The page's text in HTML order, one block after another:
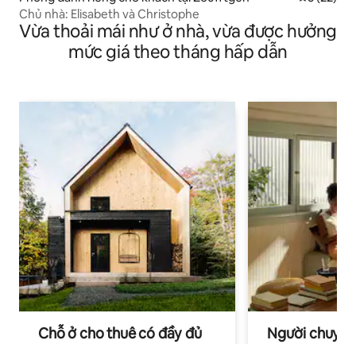
Chủ nhà: Elisabeth và Christophe
Vừa thoải mái như ở nhà, vừa được hưởng
mức giá theo tháng hấp dẫn
Chỗ ở cho thuê có đầy đủ
Người